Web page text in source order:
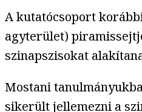
A kutatócsoport
agyterület)
szinapszisokat
Mostani
sikerült jellemezni a